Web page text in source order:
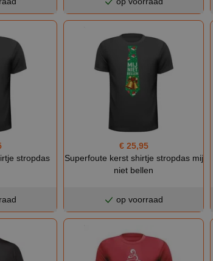
stropdas
€ 25,95
Superfoute kerst shirtje stropdas mij
niet bellen
op voorraad